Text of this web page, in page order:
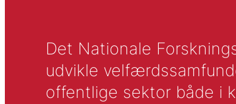
Det Nationale
udvikle
offentlige sektor både i